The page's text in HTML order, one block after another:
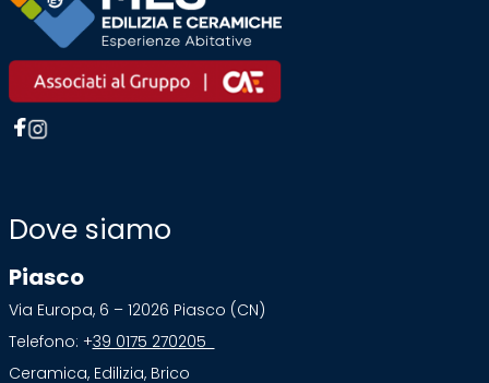
Dove siamo
Piasco
Via Europa, 6 – 12026 Piasco (CN)
Telefono: +39 0175 270205
Ceramica, Edilizia, Brico